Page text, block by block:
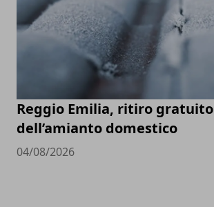
Reggio Emilia, ritiro gratuito
dell’amianto domestico
04/08/2026